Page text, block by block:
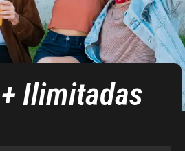
Ilimitadas